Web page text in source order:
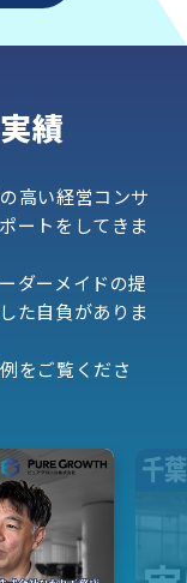
績
高い経営コンサ
ートをしてきま
ダーメイドの提
た自負がありま
をご覧くださ